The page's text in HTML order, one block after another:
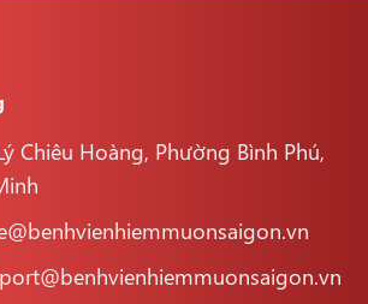
Chiêu Hoàng, Phường Bình Phú,